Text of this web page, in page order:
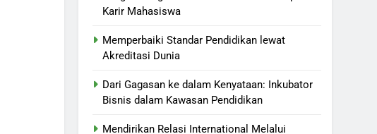
Karir Mahasiswa
Memperbaiki Standar Pendidikan lewat
Akreditasi Dunia
Dari Gagasan ke dalam Kenyataan: Inkubator
Bisnis dalam Kawasan Pendidikan
Mendirikan Relasi International Melalui